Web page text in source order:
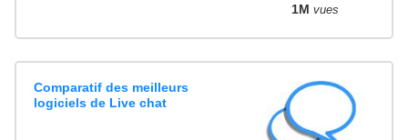
1M vues
Comparatif des meilleurs
logiciels de Live chat